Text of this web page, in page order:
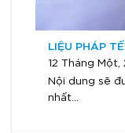
LIỆU PHÁP
12 Tháng Một,
Nội dung sẽ
nhất...